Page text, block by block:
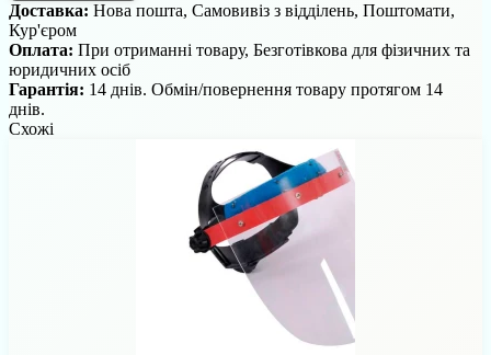
Доставка: Нова пошта, Самовивіз з відділень, Поштомати,
Кур'єром
Оплата: При отриманні товару, Безготівкова для фізичних та
юридичних осіб
Гарантія: 14 днів. Обмін/повернення товару протягом 14
днів.
Схожі